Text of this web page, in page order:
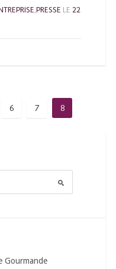
,PRESSE LE22
6 7 8
Gourmande